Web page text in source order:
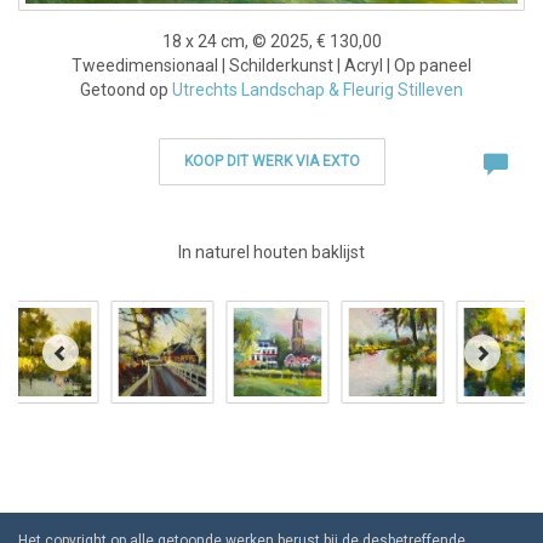
18 x 24 cm, © 2025, € 130,00
Tweedimensionaal | Schilderkunst | Acryl | Op paneel
Getoond op Utrechts Landschap & Fleurig Stilleven
KOOP DIT WERK VIA EXTO
In naturel houten baklijst